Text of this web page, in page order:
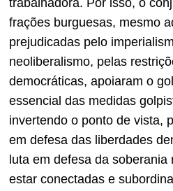
trabalhadora. Por isso, o
frações burguesas, mesmo
prejudicadas pelo
neoliberalismo, pelas
democráticas, apoiaram o
essencial das medidas
invertendo o ponto de vista,
em defesa das liberdades
luta em defesa da soberania
estar conectadas e